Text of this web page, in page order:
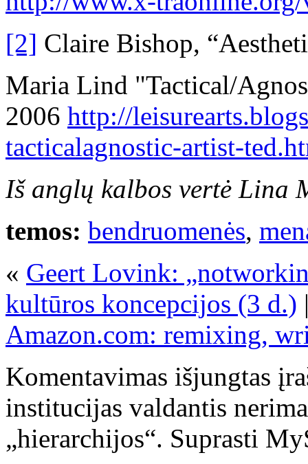
[2] Claire Bishop,
Maria Lind "Tactical/
2006 http://
tacticalagnostic-artist-
Iš anglų kalbos vertė Lina
temos: bendruomenės,
« Geert Lovink:
kultūros koncepcijos (3 d.)
Amazon.com: remixing,
Komentavimas išjungtas
institucijas valdantis
„hierarchijos“. Suprasti